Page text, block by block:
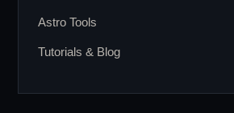
Astro Tools
Tutorials & Blog